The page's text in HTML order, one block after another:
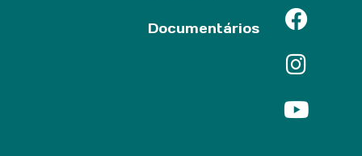
Documentários